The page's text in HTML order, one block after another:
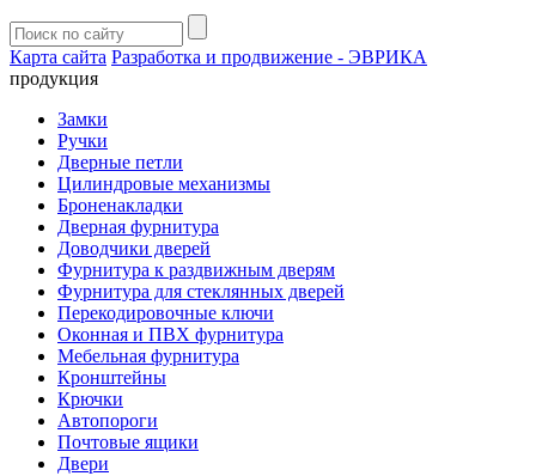
Карта сайта Разработка и продвижение - ЭВРИКА
продукция
Замки
Ручки
Дверные петли
Цилиндровые механизмы
Броненакладки
Дверная фурнитура
Доводчики дверей
Фурнитура к раздвижным дверям
Фурнитура для стеклянных дверей
Перекодировочные ключи
Оконная и ПВХ фурнитура
Мебельная фурнитура
Кронштейны
Крючки
Автопороги
Почтовые ящики
Двери